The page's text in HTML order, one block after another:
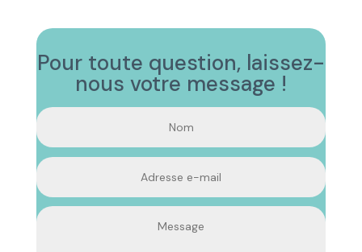
Pour toute question, laissez-
nous votre message !